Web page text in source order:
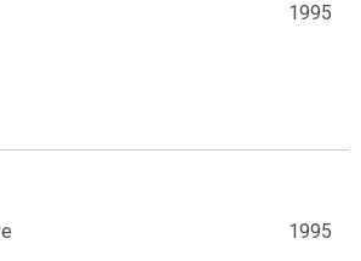
1995
1995